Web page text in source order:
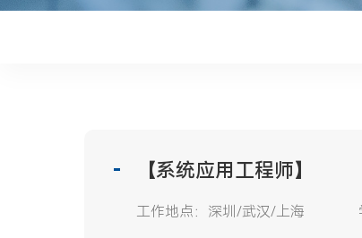
【系统应用工程师】
工作地点： 深圳/武汉/上海